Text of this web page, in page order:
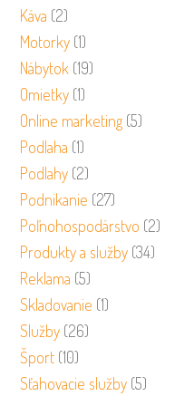
Káva (2)
Motorky (1)
Nábytok (19)
Omietky (1)
Online marketing (5)
Podlaha (1)
Podlahy (2)
Podnikanie (27)
Poľnohospodárstvo (2)
Produkty a služby (34)
Reklama (5)
Skladovanie (1)
Služby (26)
Šport (10)
Sťahovacie služby (5)